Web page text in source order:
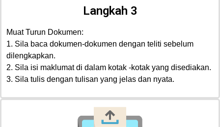
Langkah 3
Muat Turun Dokumen:
1. Sila baca dokumen-dokumen dengan teliti sebelum
dilengkapkan.
2. Sila isi maklumat di dalam kotak -kotak yang disediakan.
3. Sila tulis dengan tulisan yang jelas dan nyata.